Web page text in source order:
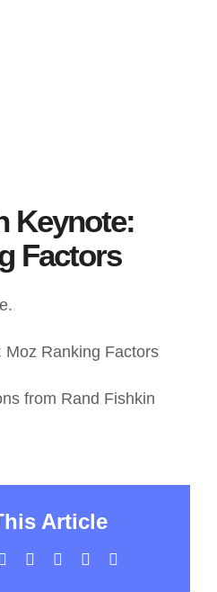
Keynote:
Factors
Moz Ranking Factors
from Rand Fishkin
Article
WhatsApp
TumblrPinterest